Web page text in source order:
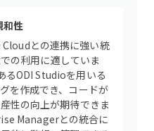
和性
との連携に強い統
の利用に適していま
るODI Studioを用いる
を作成でき、コードが
性の向上が期待できま
Managerとの統合に